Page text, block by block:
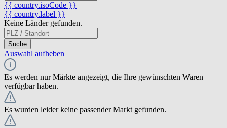
{{ country.isoCode }}
{{ country.label }}
Keine Länder gefunden.
Suche
Auswahl aufheben
Es werden nur Märkte angezeigt, die Ihre gewünschten Waren
verfügbar haben.
Es wurden leider keine passender Markt gefunden.